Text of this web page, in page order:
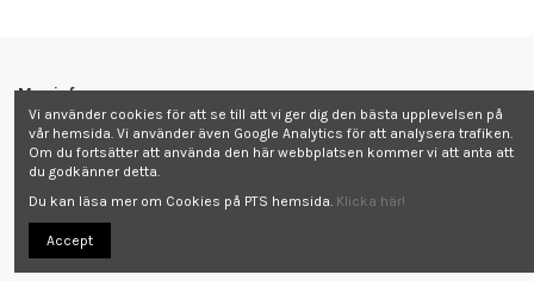
Mer info
Kontakta oss
Follow us
Vi använder cookies för att se till att vi ger dig den bästa upplevelsen på
vår hemsida. Vi använder även Google Analytics för att analysera trafiken.
Om du fortsätter att använda den här webbplatsen kommer vi att anta att
du godkänner detta.
Du kan läsa mer om Cookies på PTS hemsida. Klicka här!
Accept